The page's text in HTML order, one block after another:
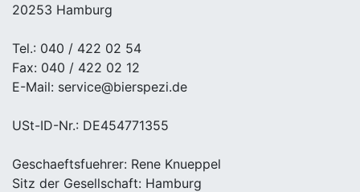
20253 Hamburg
Tel.: 040 / 422 02 54
Fax: 040 / 422 02 12
E-Mail: service@bierspezi.de
USt-ID-Nr.: DE454771355
Geschaeftsfuehrer: Rene Knueppel
Sitz der Gesellschaft: Hamburg